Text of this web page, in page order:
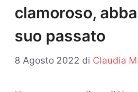
clamoroso,
suo passato
8 Agosto 2022 di Claudia